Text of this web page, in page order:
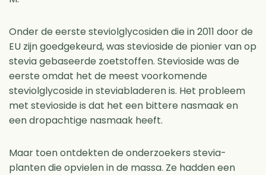
Onder de eerste steviolglycosiden die in 2011 door de
EU zijn goedgekeurd, was stevioside de pionier van op
stevia gebaseerde zoetstoffen. Stevioside was de
eerste omdat het de meest voorkomende
steviolglycoside in steviabladeren is. Het probleem
met stevioside is dat het een bittere nasmaak en
een dropachtige nasmaak heeft.
Maar toen ontdekten de onderzoekers stevia-
planten die opvielen in de massa. Ze hadden een